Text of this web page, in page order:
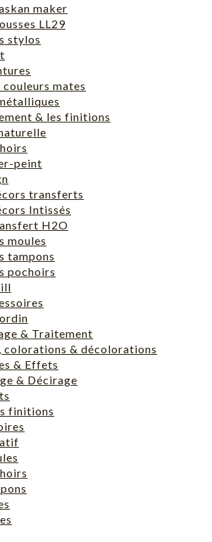
maker
LL29
stylos
couleurs mates
& les finitions
peint
transferts
Intissés
H2O
moules
tampons
pochoirs
& Traitement
colorations & décolorations
& Effets
& Décirage
finitions